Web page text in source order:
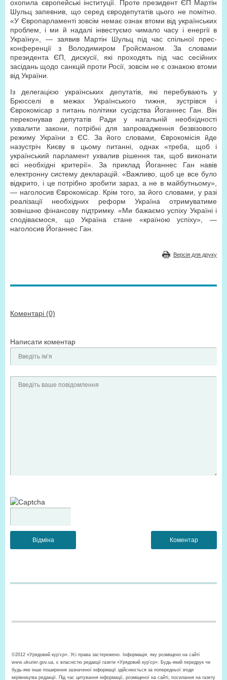
охопила європейські інституції. Проте президент ЄП Мартін
Шульц запевнив, що серед євродепутатів цього не помітно.
«У Європарламенті зовсім немає ознак втоми від українських
проблем, і ми й надалі інвестуємо чимало часу і енергії в
Україну», — заявив Мартін Шульц під час спільної прес-
конференції з Володимиром Гройсманом. За словами
президента ЄП, дискусії, які проходять під час сесійних
засідань щодо санкцій проти Росії, зовсім не є ознакою втоми
від України.
Із делегацією українських депутатів, які перебувають у
Брюсселі в межах Українського тижня, зустрівся і
Єврокомісар з питань політики сусідства Йоганнес Ган. Він
переконував депутатів Ради у нагальній необхідності
ухвалити закони, потрібні для запровадження безвізового
режиму України з ЄС. За його словами, Єврокомісія йде
назустріч Києву в цьому питанні, однак «треба, щоб і
український парламент ухвалив рішення так, щоб виконати
всі необхідні критерії». За приклад Йоганнес Ган навів
електронну систему декларацій. «Важливо, щоб це все було
відкрито, і це потрібно зробити зараз, а не в майбутньому»,
— наголосив Єврокомісар. Крім того, за його словами, у разі
реалізації необхідних реформ Україна отримуватиме
зовнішню фінансову підтримку. «Ми бажаємо успіху Україні і
сподіваємося, що Україна стане «країною успіху», —
наголосив Йоганнес Ган.
Версія для друку
Коментарі (0)
Написати коментар
©2012 «Урядовий кур’єр». Усі права застережено. Інформація, яку розміщено на сайті
www.ukurier.gov.ua, є власністю редакції газети «Урядовий кур'єр». Будь-який передрук чи
будь-яке інше поширення зазначеної інформації здійснюється за попередньої згоди
керівництва редакції. Під час цитування інформації, розміщеної на сайті, посилання на газету